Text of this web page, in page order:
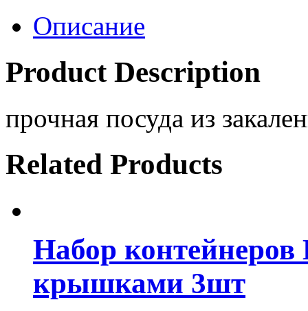
Описание
Product Description
прочная посуда из
Related Products
Набор
крышками 3шт